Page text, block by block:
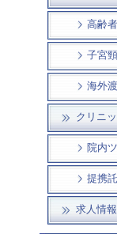
高齢
子宮
海外
クリニ
院内
提携
求人情報